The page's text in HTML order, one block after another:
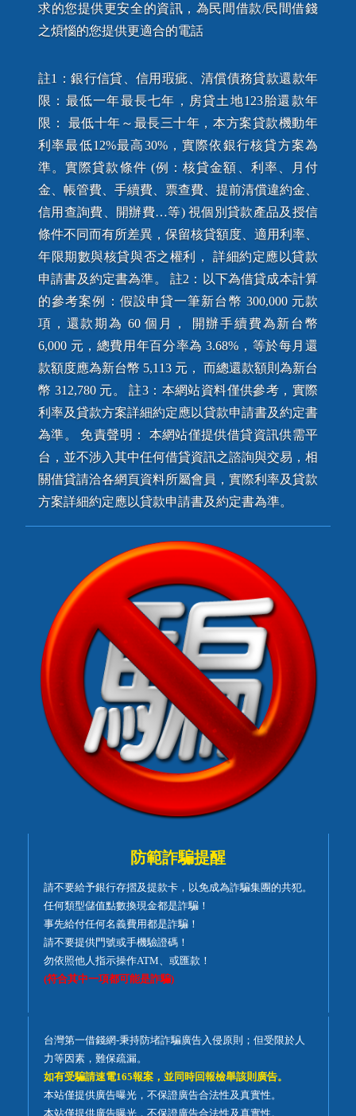
求的您提供更安全的資訊，為民間借款/民間借錢
之煩惱的您提供更適合的電話
註1：銀行信貸、信用瑕疵、清償債務貸款還款年
限：最低一年最長七年，房貸土地123胎還款年
限： 最低十年～最長三十年，本方案貸款機動年
利率最低12%最高30%，實際依銀行核貸方案為
準。實際貸款條件 (例：核貸金額、利率、月付
金、帳管費、手續費、票查費、提前清償違約金、
信用查詢費、開辦費…等) 視個別貸款產品及授信
條件不同而有所差異，保留核貸額度、適用利率、
年限期數與核貸與否之權利， 詳細約定應以貸款
申請書及約定書為準。 註2：以下為借貸成本計算
的參考案例：假設申貸一筆新台幣 300,000 元款
項，還款期為 60 個月， 開辦手續費為新台幣
6,000 元，總費用年百分率為 3.68%，等於每月還
款額度應為新台幣 5,113 元， 而總還款額則為新台
幣 312,780 元。 註3：本網站資料僅供參考，實際
利率及貸款方案詳細約定應以貸款申請書及約定書
為準。 免責聲明： 本網站僅提供借貸資訊供需平
台，並不涉入其中任何借貸資訊之諮詢與交易，相
關借貸請洽各網頁資料所屬會員，實際利率及貸款
方案詳細約定應以貸款申請書及約定書為準。
防範詐騙提醒
請不要給予銀行存摺及提款卡，以免成為詐騙集團的共犯。
任何類型儲值點數換現金都是詐騙！
事先給付任何名義費用都是詐騙！
請不要提供門號或手機驗證碼！
勿依照他人指示操作ATM、或匯款！
(符合其中一項都可能是詐騙)
台灣第一借錢網-秉持防堵詐騙廣告入侵原則；但受限於人
力等因素，難保疏漏。
如有受騙請速電165報案，並同時回報檢舉該則廣告。
本站僅提供廣告曝光，不保證廣告合法性及真實性。
本站僅提供廣告曝光，不保證廣告合法性及真實性。